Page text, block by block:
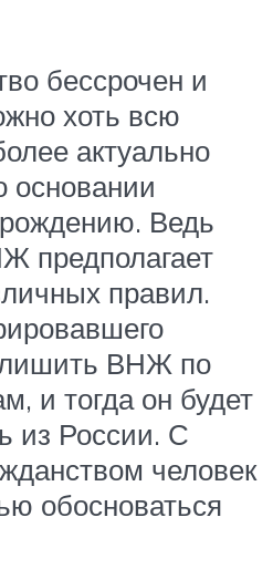
бессрочен и
хоть всю
актуально
основании
Ведь
предполагает
правил.
лишить ВНЖ по
и тогда он будет
из России. С
человек
обосноваться